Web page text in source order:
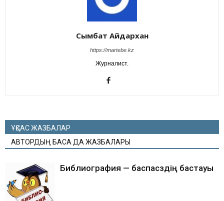
Сымбат Айдархан
https://martebe.kz
Журналист.
ҰҚСАС ЖАЗБАЛАР
АВТОРДЫҢ БАСҚА ДА ЖАЗБАЛАРЫ
Библиография — баспасөздің бастауы